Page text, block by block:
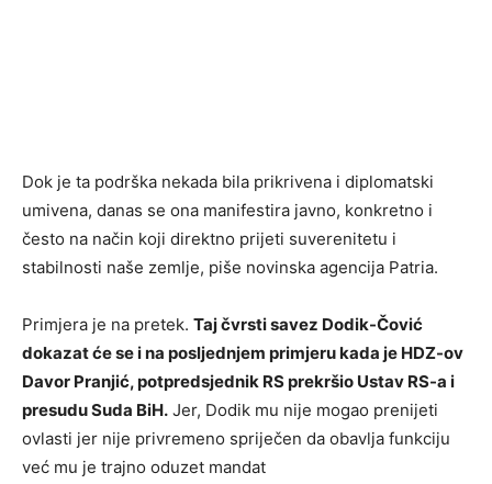
Dok je ta podrška nekada bila prikrivena i diplomatski
umivena, danas se ona manifestira javno, konkretno i
često na način koji direktno prijeti suverenitetu i
stabilnosti naše zemlje, piše novinska agencija Patria.
Primjera je na pretek. Taj čvrsti savez Dodik-Čović
dokazat će se i na posljednjem primjeru kada je HDZ-ov
Davor Pranjić, potpredsjednik RS prekršio Ustav RS-a i
presudu Suda BiH. Jer, Dodik mu nije mogao prenijeti
ovlasti jer nije privremeno spriječen da obavlja funkciju
već mu je trajno oduzet mandat